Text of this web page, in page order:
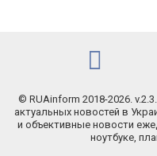
© RUAinform 2018-2026.
актуальных новостей в
и объективные новости
ноутбуке,